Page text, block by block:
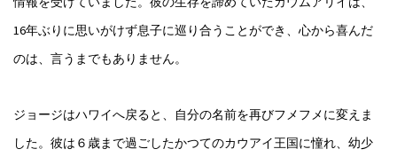
16年ぶりに思いがけず息子に巡り合うことができ、心から喜んだ
のは、言うまでもありません。
ジョージはハワイへ戻ると、自分の名前を再びフメフメに変えま
した。彼は６歳まで過ごしたかつてのカウアイ王国に憧れ、幼少